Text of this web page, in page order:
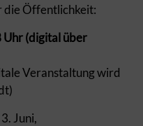
die Öffentlichkeit:
Uhr (digital über
Veranstaltung wird
Juni,